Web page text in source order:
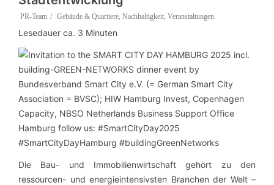
PR-Team Gebäude & Quartiere, Nachhaltigkeit, Veranstaltungen
Lesedauer ca. 3 Minuten
Die Bau- und Immobilienwirtschaft gehört zu den
ressourcen- und energieintensivsten Branchen der Welt –